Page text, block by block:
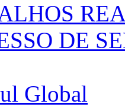
DE
Global